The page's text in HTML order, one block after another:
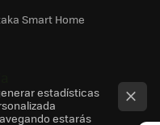
Smart Home
estadísticas
estarás